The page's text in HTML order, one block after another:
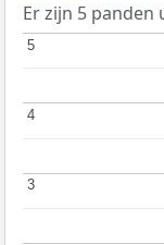
Er zijn 5 panden
3
3
4
4
5
5